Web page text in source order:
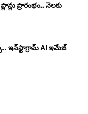
ప్రారంభం.. నెలకు
ఇన్‌స్టాగ్రామ్ AI ఇమేజ్